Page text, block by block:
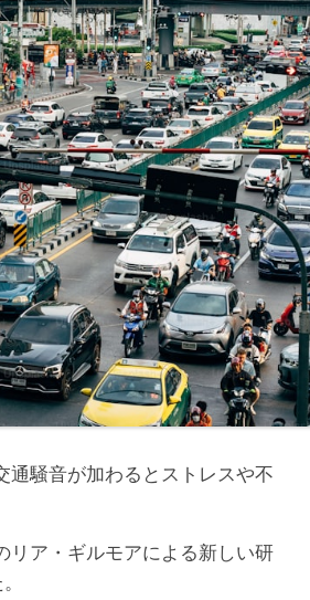
通騒音が加わるとストレスや不
リア・ギルモアによる新しい研